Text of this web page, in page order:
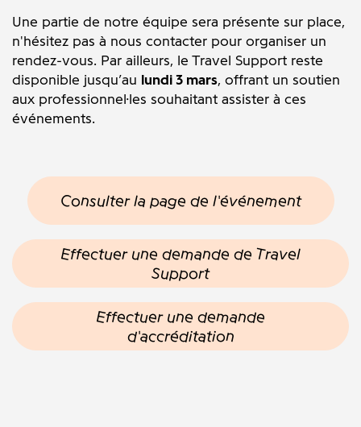
Une partie de notre équipe sera présente sur place,
n'hésitez pas à nous contacter pour organiser un
rendez-vous. Par ailleurs, le Travel Support reste
disponible jusqu’au lundi 3 mars, offrant un soutien
aux professionnel·les souhaitant assister à ces
événements.
Consulter la page de l'événement
Effectuer une demande de Travel
Support
Effectuer une demande
d'accréditation